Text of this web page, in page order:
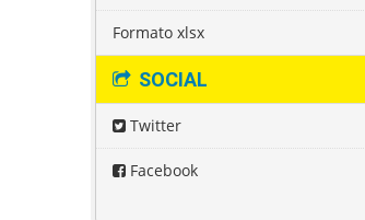
Formato xlsx
SOCIAL
Twitter
Facebook